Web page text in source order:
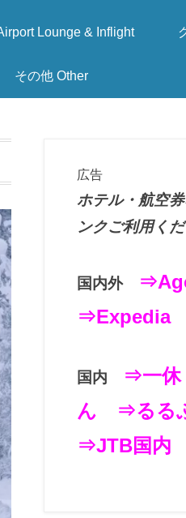
Lounge & Inflight
その他 Other
広告
ホテル・航空
ンクご利用く
国内外
⇒Expedia
国内 ⇒一休
ん
⇒るる
⇒JTB国内